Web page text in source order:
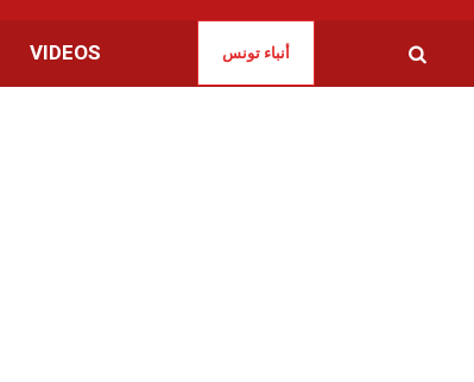
VIDEOS أنباء تونس